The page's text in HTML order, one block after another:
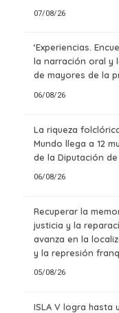
07/08/26
‘Experiencias.
la narración oral y
de mayores de la
06/08/26
La riqueza
Mundo llega a 12
de la Diputación de
06/08/26
Recuperar la
justicia y la
avanza en la
y la represión
05/08/26
ISLA V logra hasta